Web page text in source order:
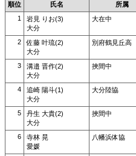
順位 氏名 所属
1
岩見 りお(3)
大分
大在中
2
佐藤 叶琉(2)
大分
別府鶴見丘高
3
溝邉 晋作(2)
大分
挾間中
4
追崎 陽斗(1)
大分
大分陸協
5
丹生 大貴(2)
大分
挾間中
6
寺林 晃
愛媛
八幡浜体協